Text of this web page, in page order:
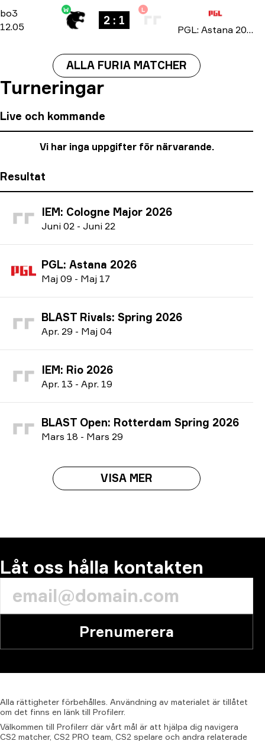
bo3 Group Stage-bo3
12.05
W
2 : 1
L
PGL: Astana 2026
ALLA FURIA MATCHER
Turneringar
Live och kommande
Vi har inga uppgifter för närvarande.
Resultat
IEM: Cologne Major 2026
Juni 02 - Juni 22
PGL: Astana 2026
Maj 09 - Maj 17
BLAST Rivals: Spring 2026
Apr. 29 - Maj 04
IEM: Rio 2026
Apr. 13 - Apr. 19
BLAST Open: Rotterdam Spring 2026
Mars 18 - Mars 29
VISA MER
Låt oss hålla kontakten
Prenumerera
Alla rättigheter förbehålles. Användning av materialet är tillåtet
om det finns en länk till Profilerr.
Välkommen till Profilerr där vårt mål är att hjälpa dig navigera
CS2 matcher, CS2 PRO team, CS2 spelare och andra relaterade